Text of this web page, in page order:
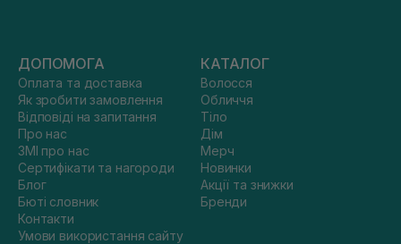
ДОПОМОГА
Оплата та доставка
Як зробити замовлення
Відповіді на запитання
Про нас
ЗМІ про нас
Сертифікати та нагороди
Блог
Бюті словник
Контакти
Умови використання сайту
КАТАЛОГ
Волосся
Обличчя
Тіло
Дім
Мерч
Новинки
Акції та знижки
Бренди